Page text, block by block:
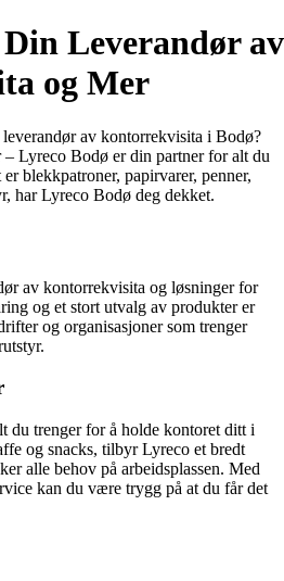
Leverandør av
og Mer
av kontorrekvisita i Bodø?
Lyreco Bodø er din partner for alt du
blekkpatroner, papirvarer, penner,
har Lyreco Bodø deg dekket.
av kontorrekvisita og løsninger for
og et stort utvalg av produkter er
og organisasjoner som trenger
du trenger for å holde kontoret ditt i
og snacks, tilbyr Lyreco et bredt
alle behov på arbeidsplassen. Med
kan du være trygg på at du får det